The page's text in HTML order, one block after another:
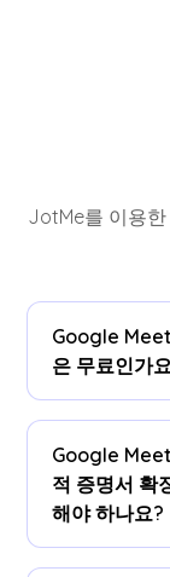
JotMe를 이용한
Google
은 무료인가
네, 무료로 시
Google
적 증명서 확
해야 하나요?
을 (를) 설치